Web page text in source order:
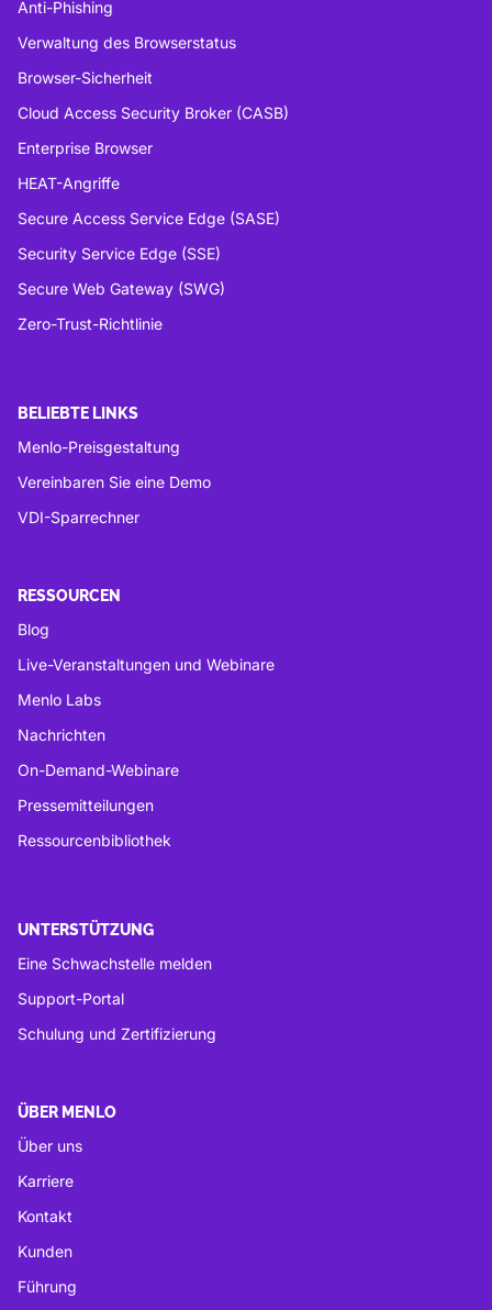
Anti-Phishing
Verwaltung des Browserstatus
Browser-Sicherheit
Cloud Access Security Broker (CASB)
Enterprise Browser
HEAT-Angriffe
Secure Access Service Edge (SASE)
Security Service Edge (SSE)
Secure Web Gateway (SWG)
Zero-Trust-Richtlinie
BELIEBTE LINKS
Menlo-Preisgestaltung
Vereinbaren Sie eine Demo
VDI-Sparrechner
RESSOURCEN
Blog
Live-Veranstaltungen und Webinare
Menlo Labs
Nachrichten
On-Demand-Webinare
Pressemitteilungen
Ressourcenbibliothek
UNTERSTÜTZUNG
Eine Schwachstelle melden
Support-Portal
Schulung und Zertifizierung
ÜBER MENLO
Über uns
Karriere
Kontakt
Kunden
Führung